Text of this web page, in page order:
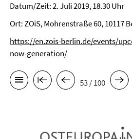
Datum/Zeit: 2. Juli 2019, 18.30 Uhr
Ort: ZOiS, Mohrenstraße 60, 10117
https://en.zois-berlin.de/events/
now-generation/
53 / 100